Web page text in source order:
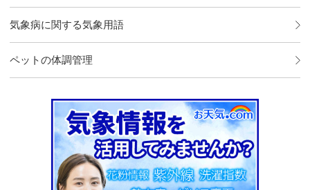
気象病に関する気象用語
ペットの体調管理